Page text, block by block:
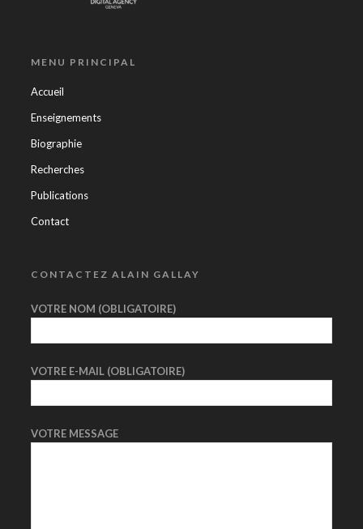
MENU PRINCIPAL
Accueil
Enseignements
Biographie
Recherches
Publications
Contact
CONTACTEZ ALAIN GALLAY
VOTRE NOM (OBLIGATOIRE)
VOTRE E-MAIL (OBLIGATOIRE)
VOTRE MESSAGE